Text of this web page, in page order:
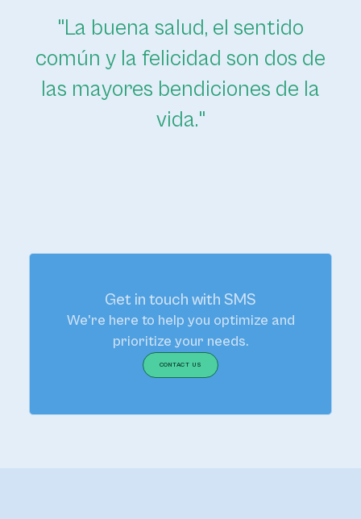
"La buena salud, el sentido
común y la felicidad son dos de
las mayores bendiciones de la
vida."
Get in touch with SMS
We're here to help you optimize and
prioritize your needs.
CONTACT US